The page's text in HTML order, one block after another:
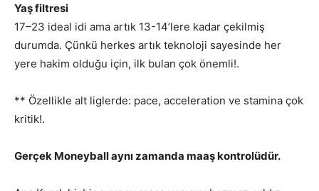
Yaş filtresi
17–23 ideal idi ama artık 13-14’lere kadar çekilmiş
durumda. Çünkü herkes artık teknoloji sayesinde her
yere hakim olduğu için, ilk bulan çok önemli!.
** Özellikle alt liglerde: pace, acceleration ve stamina çok
kritik!.
Gerçek Moneyball aynı zamanda maaş kontrolüdür.